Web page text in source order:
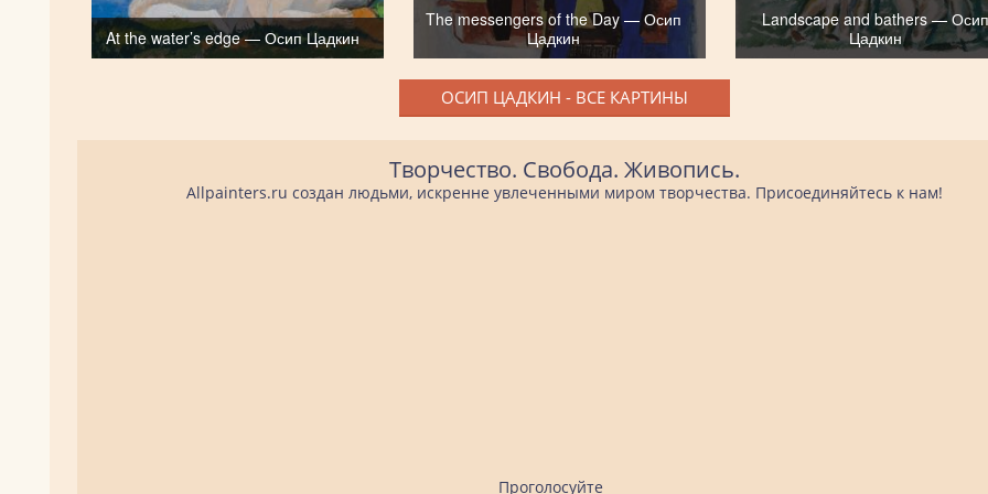
At the water’s edge — Осип Цадкин
The messengers of the Day — Осип
Цадкин
Landscape and bathers — Осип
Цадкин
ОСИП ЦАДКИН - ВСЕ КАРТИНЫ
Творчество. Свобода. Живопись.
Allpainters.ru создан людьми, искренне увлеченными миром творчества. Присоединяйтесь к нам!
Проголосуйте